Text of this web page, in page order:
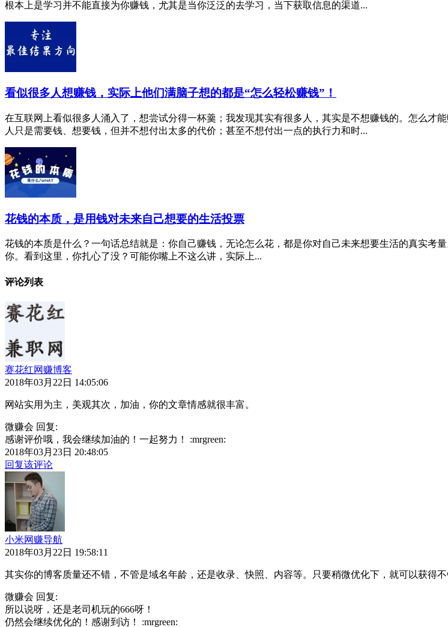
根本上是学习并不能直接为你赚钱，尤其是当你泛泛的去学习，当下获取信息的渠道...
看似很多人想赚钱，实际上他们满脑子想的都是“怎么轻松赚钱”！
在互联网上看似很多人涌入了，想尝试分得一杯羹；我发现其实有很多人，其实是不想赚钱的。怎么才
人只是需要钱、想要钱，但并不想付出太多的代价；甚至不想付出一点的执行力和时...
花钱的本质，是用钱对未来自己想要的生活投票
花钱的本质是什么？一句话总结就是：你自己赚钱，无论怎么花，都是你对自己未来想要生活的真实
你。看到这里，你扎心了没？可能你嘴上不这么讲，实际上...
评论列表
赛花红网赚博客
2018年03月22日 14:05:06
网站实用为主，美观其次，加油，你的文章情感就很丰富。
微赚会 回复:
感谢评价哦，我会继续加油的！一起努力！ :mrgreen:
2018年03月23日 20:48:05
回复该评论
小米网赚导航
2018年03月22日 19:58:11
其实你的博客质量还不错，不管是域名年龄，还是收录、快照、内容等。只要稍微优化下，就可以获得
微赚会 回复:
所以说呀，还是老司机玩的666呀！
仍然会继续优化的！感谢到访！ :mrgreen: